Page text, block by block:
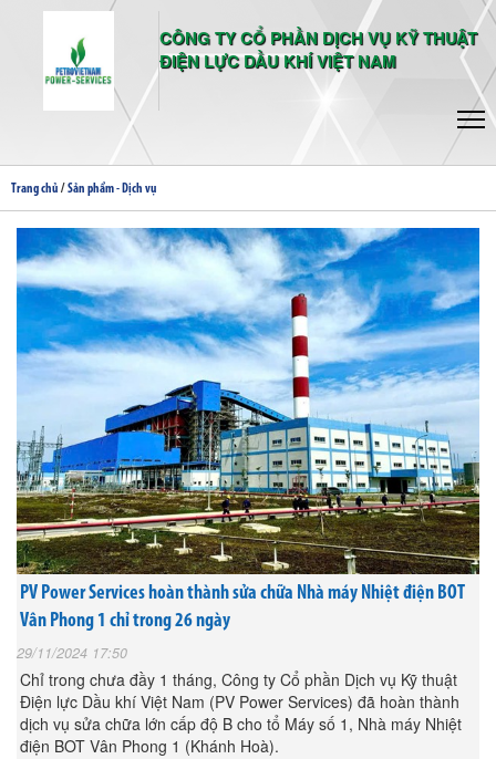
CÔNG TY CỔ PHẦN DỊCH VỤ KỸ THUẬT
ĐIỆN LỰC DẦU KHÍ VIỆT NAM
Trang chủ / Sản phẩm - Dịch vụ
PV Power Services hoàn thành sửa chữa Nhà máy Nhiệt điện BOT
Vân Phong 1 chỉ trong 26 ngày
29/11/2024 17:50
Chỉ trong chưa đầy 1 tháng, Công ty Cổ phần Dịch vụ Kỹ thuật
Điện lực Dầu khí Việt Nam (PV Power Services) đã hoàn thành
dịch vụ sửa chữa lớn cấp độ B cho tổ Máy số 1, Nhà máy Nhiệt
điện BOT Vân Phong 1 (Khánh Hoà).